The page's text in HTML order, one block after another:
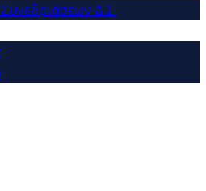
Δ.Σ.